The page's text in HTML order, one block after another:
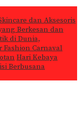
dan Aksesoris
Berkesan dan
di Dunia,
Fashion Carnaval
Hari Kebaya
Berbusana